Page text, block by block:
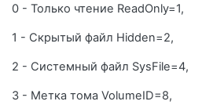
0 - Только чтение ReadOnly=1,
1 - Скрытый файл Hidden=2,
2 - Системный файл SysFile=4,
3 - Метка тома VolumeID=8,